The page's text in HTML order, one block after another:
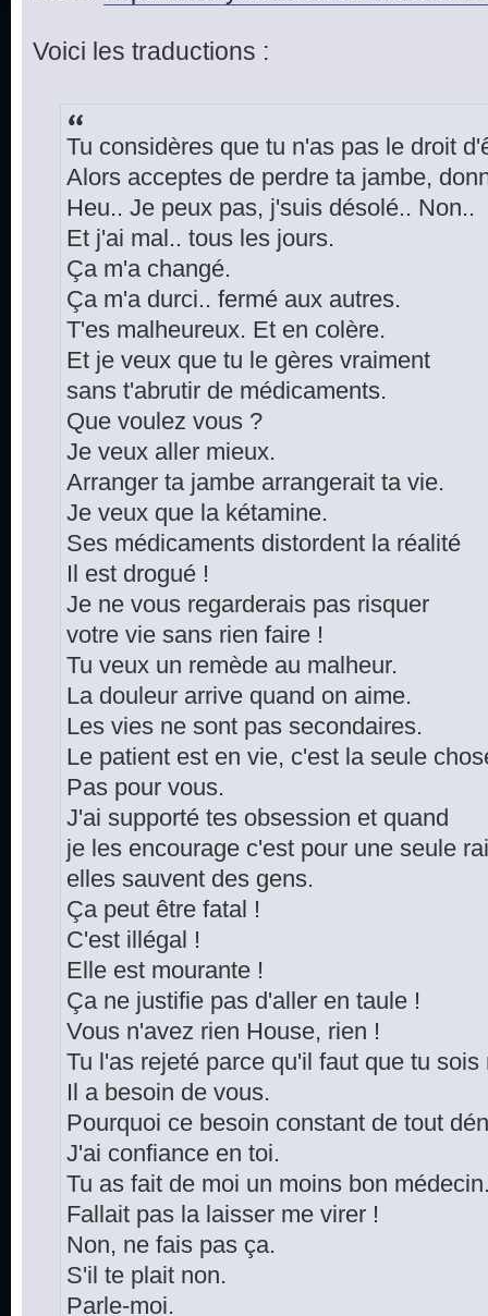
Voici les traductions :
Tu considères que tu n'as pas le droit
Alors acceptes de perdre ta jambe,
Heu.. Je peux pas, j'suis désolé.. Non..
Et j'ai mal.. tous les jours.
Ça m'a changé.
Ça m'a durci.. fermé aux autres.
T'es malheureux. Et en colère.
Et je veux que tu le gères vraiment
sans t'abrutir de médicaments.
Que voulez vous ?
Je veux aller mieux.
Arranger ta jambe arrangerait ta vie.
Je veux que la kétamine.
Ses médicaments distordent la réalité
Il est drogué !
Je ne vous regarderais pas risquer
votre vie sans rien faire !
Tu veux un remède au malheur.
La douleur arrive quand on aime.
Les vies ne sont pas secondaires.
Le patient est en vie, c'est la seule
Pas pour vous.
J'ai supporté tes obsession et quand
je les encourage c'est pour une seule
elles sauvent des gens.
Ça peut être fatal !
C'est illégal !
Elle est mourante !
Ça ne justifie pas d'aller en taule !
Vous n'avez rien House, rien !
Tu l'as rejeté parce qu'il faut que tu sois
Il a besoin de vous.
Pourquoi ce besoin constant de tout
J'ai confiance en toi.
Tu as fait de moi un moins bon
Fallait pas la laisser me virer !
Non, ne fais pas ça.
S'il te plait non.
Parle-moi.